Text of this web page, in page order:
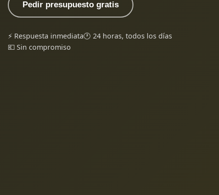
Pedir presupuesto gratis
⚡ Respuesta inmediata🕐 24 horas, todos los días
💶 Sin compromiso